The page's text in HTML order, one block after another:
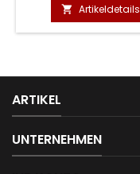
 Artikeldetails
ARTIKEL
UNTERNEHMEN